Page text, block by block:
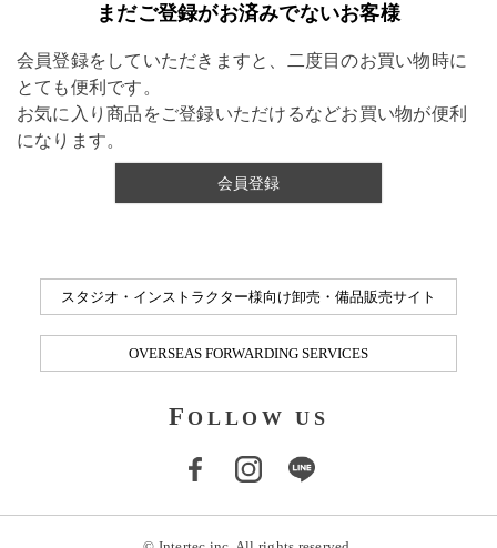
まだご登録がお済みでないお客様
会員登録をしていただきますと、二度目のお買い物時に
とても便利です。
お気に入り商品をご登録いただけるなどお買い物が便利
になります。
会員登録
スタジオ・インストラクター様向け卸売・備品販売サイト
OVERSEAS FORWARDING SERVICES
F OLLOW US